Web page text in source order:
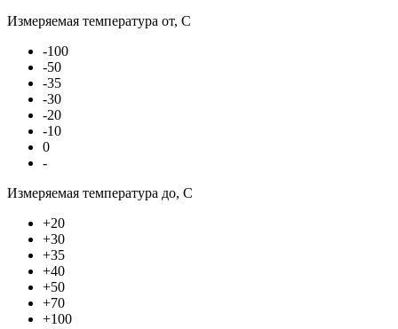
Измеряемая температура от, С
-100
-50
-35
-30
-20
-10
0
-
Измеряемая температура до, С
+20
+30
+35
+40
+50
+70
+100